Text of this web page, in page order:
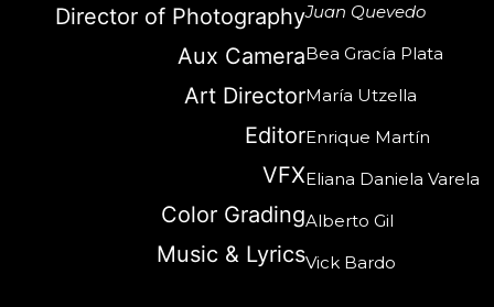
Director of Photography
Aux Camera
Art Director
Editor
VFX
Color Grading
Music & Lyrics
Juan Quevedo
Bea Gracía Plata
María Utzella
Enrique Martín
Eliana Daniela Varela
Alberto Gil
Vick Bardo